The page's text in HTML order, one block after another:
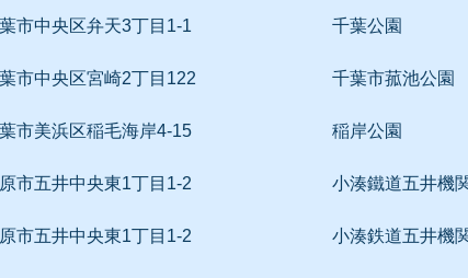
市中央区弁天3丁目1-1
市中央区宮崎2丁目122
市美浜区稲毛海岸4-15
市五井中央東1丁目1-2
市五井中央東1丁目1-2
千葉公園
千葉市菰池公園
稲岸公園
小湊鐵道五井機
小湊鉄道五井機